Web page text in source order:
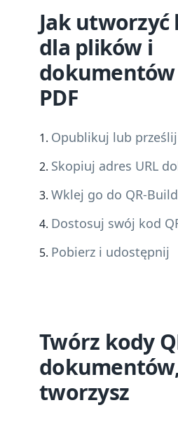
Jak utworzyć
dla plików i
PDF
Opublikuj lub
Skopiuj adres URL
Wklej go do QR-Build
Dostosuj swój kod
Pobierz i udostępnij
Twórz kody
tworzysz